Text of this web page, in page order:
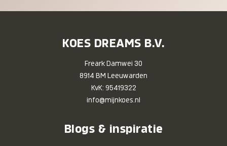
KOES DREAMS B.V.
Freark Damwei 30
8914 BM Leeuwarden
KvK: 95419322
info@mijnkoes.nl
Blogs & inspiratie